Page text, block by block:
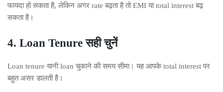
फायदा हो सकता है, लेकिन अगर rate बढ़ता है तो EMI या total interest बढ़
सकता है।
4. Loan Tenure सही चुनें
Loan tenure यानी loan चुकाने की समय सीमा। यह आपके total interest पर
बहुत असर डालती है।